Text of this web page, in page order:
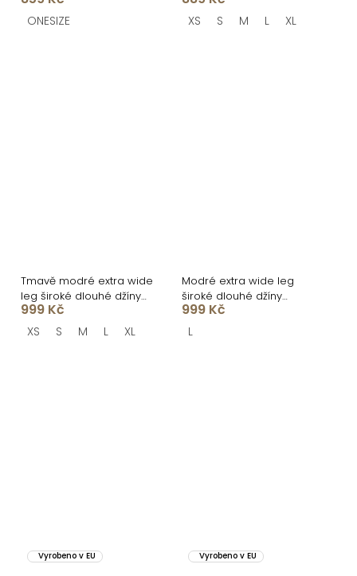
ONESIZE XS S M L XL
Tmavě modré extra wide
leg široké dlouhé džíny
QUENTISA
999 Kč
XS S M L XL
Modré extra wide leg
široké dlouhé džíny
QUENTISA
999 Kč
L
Vyrobeno v EU Vyrobeno v EU